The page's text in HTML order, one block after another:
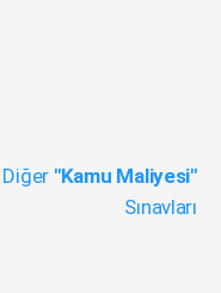
Diğer "Kamu Maliyesi"
Sınavları